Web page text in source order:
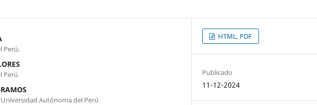
Perú.
Perú
Autónoma del Perú
HTML, PDF
Publicado
11-12-2024